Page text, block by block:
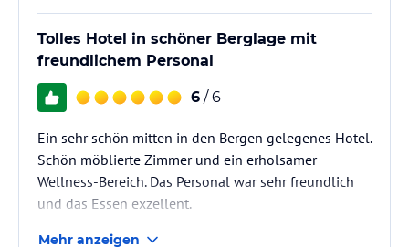
Tolles Hotel in schöner Berglage mit
freundlichem Personal
6 / 6
Ein sehr schön mitten in den Bergen gelegenes Hotel.
Schön möblierte Zimmer und ein erholsamer
Wellness-Bereich. Das Personal war sehr freundlich
und das Essen exzellent.
Mehr anzeigen